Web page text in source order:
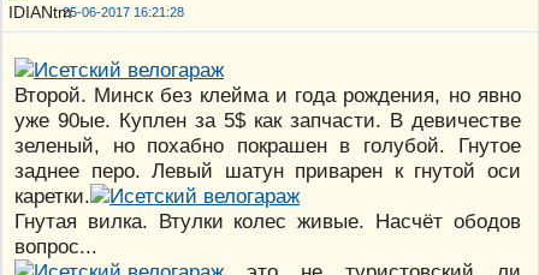
25-06-2017 16:21:28
Второй. Минск без клейма и года рождения, но явно
уже 90ые. Куплен за 5$ как запчасти. В девичестве
зеленый, но похабно покрашен в голубой. Гнутое
заднее перо. Левый шатун приварен к гнутой оси
каретки.
Гнутая вилка. Втулки колес живые. Насчёт ободов
вопрос...